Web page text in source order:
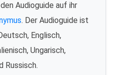
Audioguide auf ihr
. Der Audioguide ist
Englisch,
Ungarisch,
Russisch.